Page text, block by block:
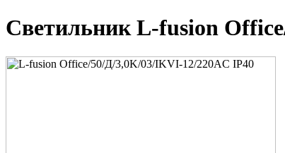
Светильник L-fusion